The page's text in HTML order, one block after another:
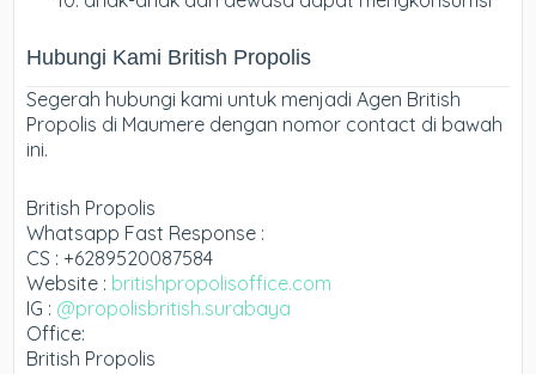
Hubungi Kami British Propolis
Segerah hubungi kami untuk menjadi Agen British
Propolis di Maumere dengan nomor contact di bawah
ini.
British Propolis
Whatsapp Fast Response :
CS : +6289520087584
Website : britishpropolisoffice.com
IG : @propolisbritish.surabaya
Office:
British Propolis